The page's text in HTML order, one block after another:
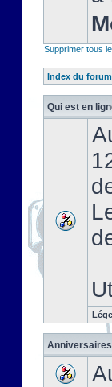
Supprimer tous
Index du forum
Qui est en
Anniversaires